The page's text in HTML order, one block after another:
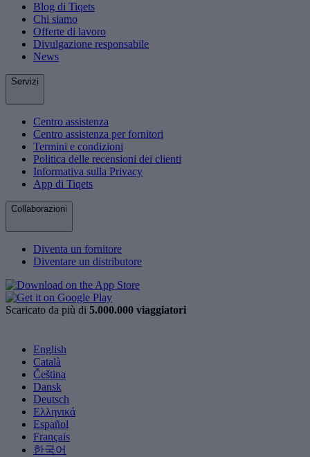
Blog di Tiqets
Chi siamo
Offerte di lavoro
Divulgazione responsabile
News
Servizi
Centro assistenza
Centro assistenza per fornitori
Termini e condizioni
Politica delle recensioni dei clienti
Informativa sulla Privacy
App di Tiqets
Collaborazioni
Diventa un fornitore
Diventare un distributore
Scaricato da più di 5.000.000 viaggiatori
English
Català
Čeština
Dansk
Deutsch
Ελληνικά
Español
Français
한국어